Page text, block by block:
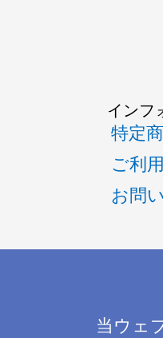
インフ
特定
ご利
お問
当ウェ